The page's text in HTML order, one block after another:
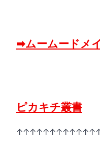
➡ムームードメ
ピカキチ叢書